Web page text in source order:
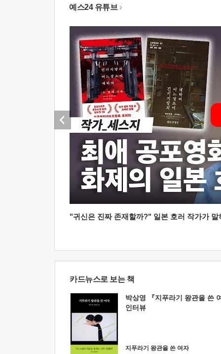
예스24 유튜브
"귀신은 진짜 존재할까?" 일본 호러 작가가
카드뉴스로 보는 책
박상영 『지푸라기 왕관을 쓴
인터뷰
지푸라기 왕관을 쓴 여자